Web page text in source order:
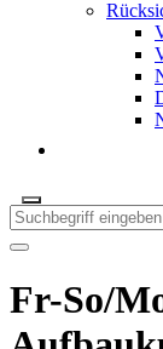
Fr-So/